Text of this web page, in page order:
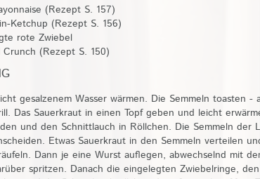
(Rezept S. 157)
Ketchup (Rezept S. 156)
rote Zwiebel
(Rezept S. 150)
gesalzenem Wasser wärmen. Die Semmeln toasten -
Das Sauerkraut in einen Topf geben und leicht
und den Schnittlauch in Röllchen. Die Semmeln der
Etwas Sauerkraut in den Semmeln verteilen
Dann je eine Wurst auflegen, abwechselnd mit
spritzen. Danach die eingelegten Zwiebelringe,